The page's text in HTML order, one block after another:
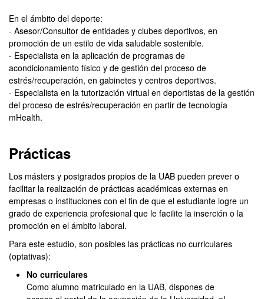
En el ámbito del deporte:
- Asesor/Consultor de entidades y clubes deportivos, en
promoción de un estilo de vida saludable sostenible.
- Especialista en la aplicación de programas de
acondicionamiento físico y de gestión del proceso de
estrés/recuperación, en gabinetes y centros deportivos.
- Especialista en la tutorización virtual en deportistas de la gestión
del proceso de estrés/recuperación en partir de tecnología
mHealth.
Prácticas
Los másters y postgrados propios de la UAB pueden prever o
facilitar la realización de prácticas académicas externas en
empresas o instituciones con el fin de que el estudiante logre un
grado de experiencia profesional que le facilite la inserción o la
promoción en el ámbito laboral.
Para este estudio, son posibles las prácticas no curriculares
(optativas):
No curriculares
Como alumno matriculado en la UAB, dispones de